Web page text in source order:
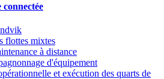
flottes mixtes
à distance
d'équipement
et exécution des quarts de